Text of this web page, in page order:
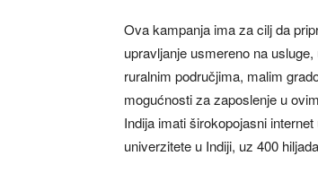
Ova kampanja ima za cilj da
upravljanje usmereno na
ruralnim područjima, malim
mogućnosti za zaposlenje u
Indija imati širokopojasni
univerzitete u Indiji, uz 400